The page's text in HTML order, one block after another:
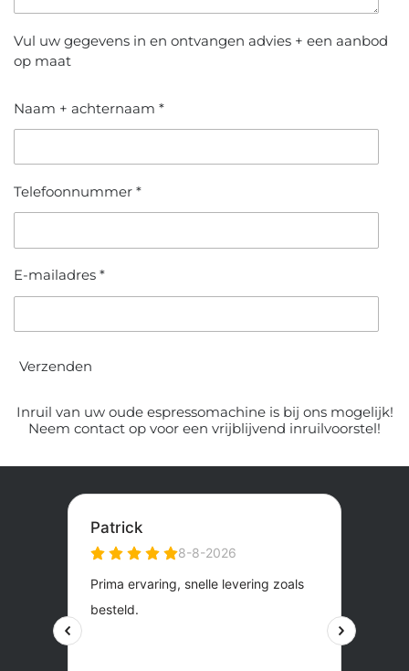
Vul uw gegevens in en ontvangen advies + een aanbod
op maat
Naam + achternaam *
Telefoonnummer *
E-mailadres *
Verzenden
Inruil van uw oude espressomachine is bij ons mogelijk!
Neem contact op voor een vrijblijvend inruilvoorstel!